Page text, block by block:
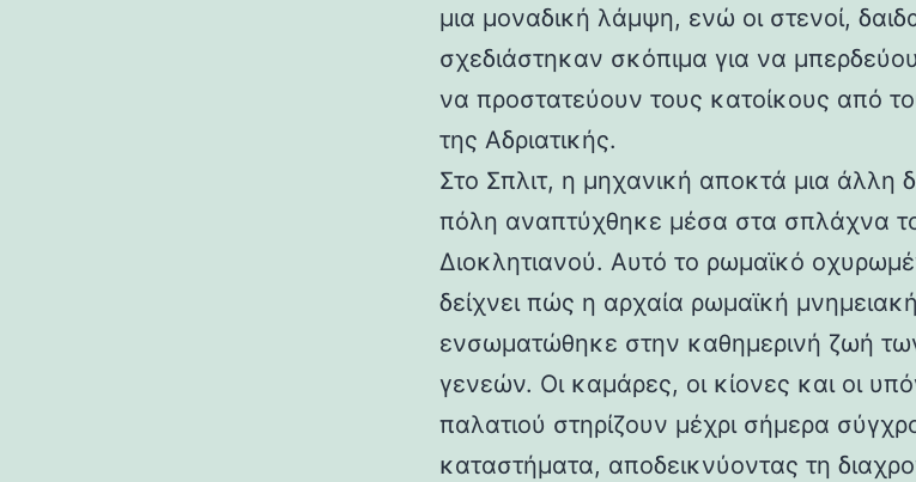
μια μοναδική λάμψη, ενώ οι στενοί,
σχεδιάστηκαν σκόπιμα για να
να προστατεύουν τους κατοίκους από
της Αδριατικής.
Στο Σπλιτ, η μηχανική αποκτά μια άλλη
πόλη αναπτύχθηκε μέσα στα σπλάχνα
Διοκλητιανού. Αυτό το ρωμαϊκό
δείχνει πώς η αρχαία ρωμαϊκή
ενσωματώθηκε στην καθημερινή ζωή
γενεών. Οι καμάρες, οι κίονες και οι
παλατιού στηρίζουν μέχρι σήμερα
καταστήματα, αποδεικνύοντας τη